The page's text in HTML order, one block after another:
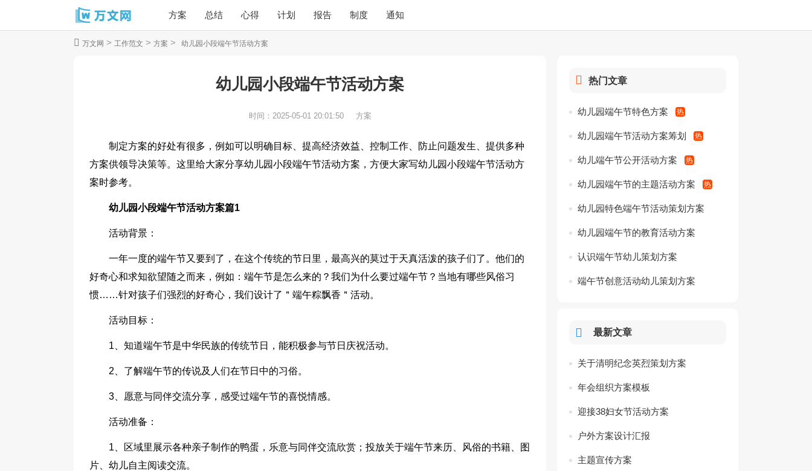
方案 总结 心得 计划 报告 制度 通知
万文网 > 工作范文 > 方案 > 幼儿园小段端午节活动方案
幼儿园小段端午节活动方案
时间： 2025-05-01 20:01:50 方案
制定方案的好处有很多，例如可以明确目标、提高经济效益、控制工作、防止问题发生、提供多种
方案供领导决策等。这里给大家分享幼儿园小段端午节活动方案，方便大家写幼儿园小段端午节活动方
案时参考。
幼儿园小段端午节活动方案篇1
活动背景：
一年一度的端午节又要到了，在这个传统的节日里，最高兴的莫过于天真活泼的孩子们了。他们的
好奇心和求知欲望随之而来，例如：端午节是怎么来的？我们为什么要过端午节？当地有哪些风俗习
惯……针对孩子们强烈的好奇心，我们设计了＂端午粽飘香＂活动。
活动目标：
1、知道端午节是中华民族的传统节日，能积极参与节日庆祝活动。
2、了解端午节的传说及人们在节日中的习俗。
3、愿意与同伴交流分享，感受过端午节的喜悦情感。
活动准备：
1、区域里展示各种亲子制作的鸭蛋，乐意与同伴交流欣赏；投放关于端午节来历、风俗的书籍、图
片、幼儿自主阅读交流。
热门文章
幼儿园端午节特色方案
幼儿园端午节活动方案筹划
幼儿端午节公开活动方案
幼儿园端午节的主题活动方案
幼儿园特色端午节活动策划方案
幼儿园端午节的教育活动方案
认识端午节幼儿策划方案
端午节创意活动幼儿策划方案
最新文章
关于清明纪念英烈策划方案
年会组织方案模板
迎接38妇女节活动方案
户外方案设计汇报
主题宣传方案